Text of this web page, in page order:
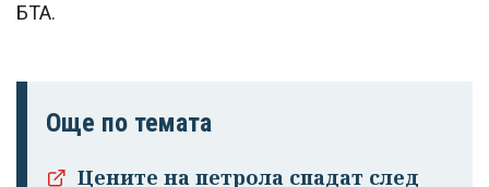
БТА.
Още по темата
Цените на петрола спадат след